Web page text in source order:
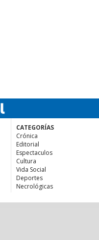
CATEGORÍAS
Crónica
Editorial
Espectaculos
Cultura
Vida Social
Deportes
Necrológicas